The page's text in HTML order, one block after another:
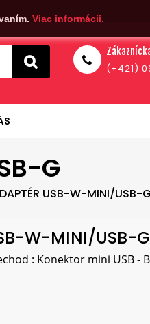
Viac informácii.
(+421)
G
USB-W-MINI/USB-G
W-MINI/USB-G
: Konektor mini USB - B